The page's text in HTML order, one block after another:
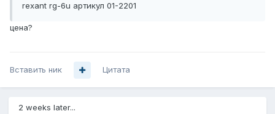
rexant rg-6u артикул 01-2201
цена?
Вставить ник Цитата
2 weeks later...